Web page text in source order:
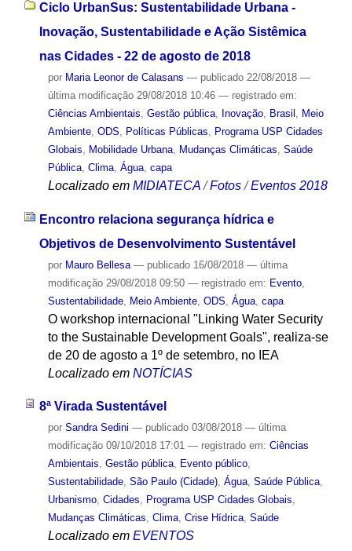
Ciclo UrbanSus: Sustentabilidade Urbana -
Inovação, Sustentabilidade e Ação Sistêmica
nas Cidades - 22 de agosto de 2018
por Maria Leonor de Calasans — publicado22/08/2018 —
última modificação29/08/2018 10:46 — registrado em:
Ciências Ambientais, Gestão pública, Inovação, Brasil , Meio
Ambiente, ODS, Políticas Públicas, Programa USP Cidades
Globais, Mobilidade Urbana, Mudanças Climáticas, Saúde
Pública, Clima, Água, capa
Localizado em MIDIATECA /Fotos /Eventos 2018
Encontro relaciona segurança hídrica e
Objetivos de Desenvolvimento Sustentável
por Mauro Bellesa — publicado16/08/2018 — última
modificação29/08/2018 09:50 — registrado em: Evento,
Sustentabilidade, Meio Ambiente, ODS Água, capa
O workshop internacional "Linking Water Security
to the Sustainable Development Goals", realiza-se
de 20 de agosto a 1º de setembro, no IEA
Localizado em NOTÍCIAS
8ª Virada Sustentável
por Sandra Sedini — publicado03/08/2018 — última
modificação09/10/2018 17:01 — registrado em: Ciências
Ambientais, Gestão pública, Evento público,
Sustentabilidade, São Paulo (Cidade), Água, Saúde Pública,
Urbanismo, Cidades, Programa USP Cidades Globais,
Mudanças Climáticas, Clima, Crise Hídrica, Saúde
Localizado em EVENTOS